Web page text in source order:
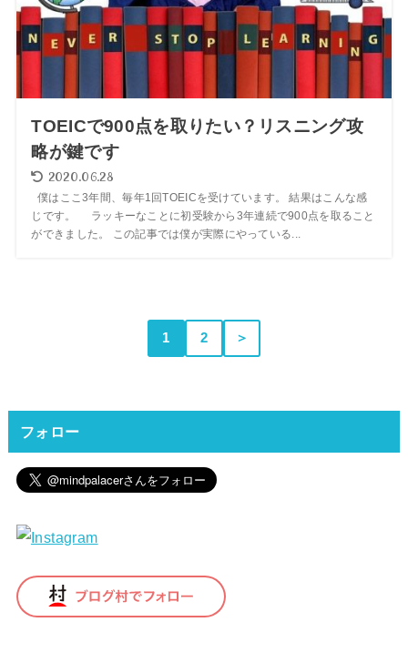
TOEICで900点を取りたい？リスニング攻
略が鍵です
2020.06.28
僕はここ3年間、毎年1回TOEICを受けています。 結果はこんな感
じです。 ラッキーなことに初受験から3年連続で900点を取ること
ができました。 この記事では僕が実際にやっている...
1 2 ＞
フォロー